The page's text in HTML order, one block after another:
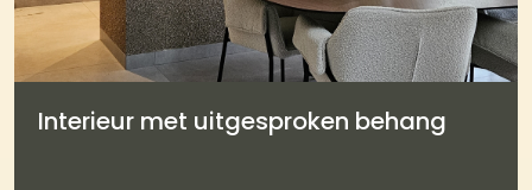
Interieur met uitgesproken behang